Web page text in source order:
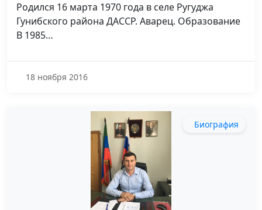
Родился 16 марта 1970 года в селе Ругуджа
Гунибского района ДАССР. Аварец. Образование
В 1985…
18 ноября 2016
Биография